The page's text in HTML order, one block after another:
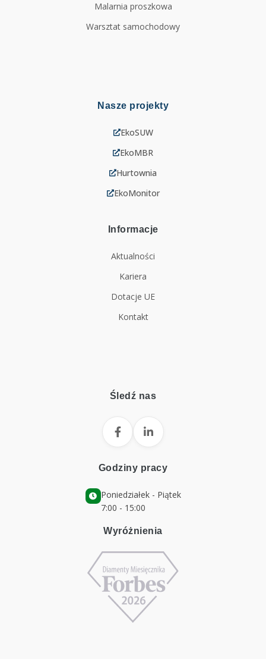
Malarnia proszkowa
Warsztat samochodowy
Nasze projekty
EkoSUW
EkoMBR
Hurtownia
EkoMonitor
Informacje
Aktualności
Kariera
Dotacje UE
Kontakt
Śledź nas
Godziny pracy
Poniedziałek - Piątek
7:00 - 15:00
Wyróżnienia